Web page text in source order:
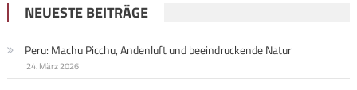
NEUESTE BEITRÄGE
Peru: Machu Picchu, Andenluft und beeindruckende Natur
24. März 2026